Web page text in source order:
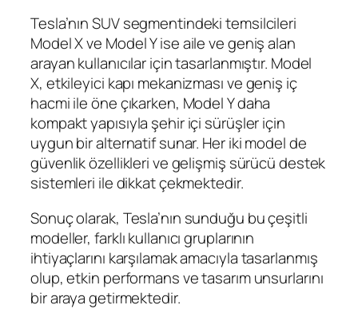
Tesla’nın SUV segmentindeki temsilcileri
Model X ve Model Y ise aile ve geniş alan
arayan kullanıcılar için tasarlanmıştır. Model
X, etkileyici kapı mekanizması ve geniş iç
hacmi ile öne çıkarken, Model Y daha
kompakt yapısıyla şehir içi sürüşler için
uygun bir alternatif sunar. Her iki model de
güvenlik özellikleri ve gelişmiş sürücü destek
sistemleri ile dikkat çekmektedir.
Sonuç olarak, Tesla’nın sunduğu bu çeşitli
modeller, farklı kullanıcı gruplarının
ihtiyaçlarını karşılamak amacıyla tasarlanmış
olup, etkin performans ve tasarım unsurlarını
bir araya getirmektedir.